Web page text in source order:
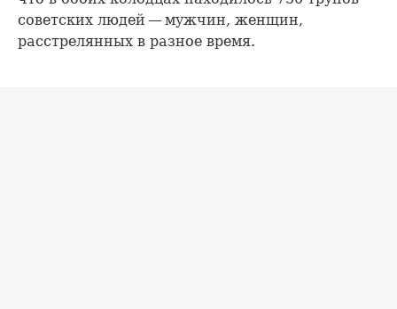
советских людей — мужчин, женщин,
расстрелянных в разное время.